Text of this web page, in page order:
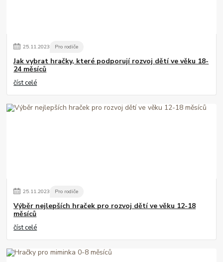
25.11.2023 Pro rodiče
Jak vybrat hračky, které podporují rozvoj dětí ve věku 18-
24 měsíců
číst celé
25.11.2023 Pro rodiče
Výběr nejlepších hraček pro rozvoj dětí ve věku 12-18
měsíců
číst celé